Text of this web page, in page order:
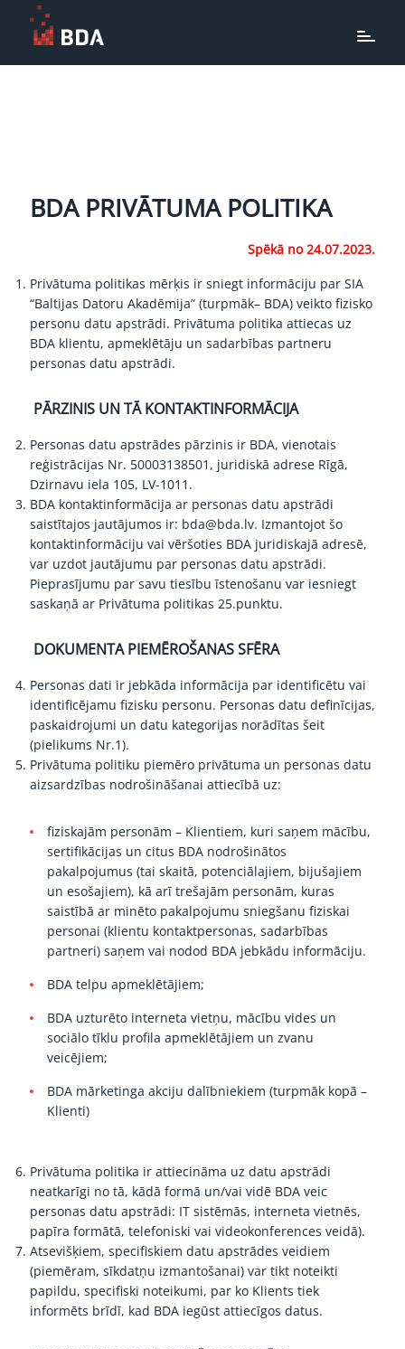
BDA PRIVĀTUMA POLITIKA
Spēkā no 24.07.2023.
Privātuma politikas mērķis ir sniegt informāciju par SIA
“Baltijas Datoru Akadēmija” (turpmāk­­­– BDA) veikto fizisko
personu datu apstrādi. Privātuma politika attiecas uz
BDA klientu, apmeklētāju un sadarbības partneru
personas datu apstrādi.
PĀRZINIS UN TĀ KONTAKTINFORMĀCIJA
Personas datu apstrādes pārzinis ir BDA, vienotais
reģistrācijas Nr. 50003138501, juridiskā adrese Rīgā,
Dzirnavu iela 105, LV-1011.
BDA kontaktinformācija ar personas datu apstrādi
saistītajos jautājumos ir: bda@bda.lv. Izmantojot šo
kontaktinformāciju vai vēršoties BDA juridiskajā adresē,
var uzdot jautājumu par personas datu apstrādi.
Pieprasījumu par savu tiesību īstenošanu var iesniegt
saskaņā ar Privātuma politikas 25.punktu.
DOKUMENTA PIEMĒROŠANAS SFĒRA
Personas dati ir jebkāda informācija par identificētu vai
identificējamu fizisku personu. Personas datu definīcijas,
paskaidrojumi un datu kategorijas norādītas šeit
(pielikums Nr.1).
Privātuma politiku piemēro privātuma un personas datu
aizsardzības nodrošināšanai attiecībā uz:
fiziskajām personām – Klientiem, kuri saņem mācību,
sertifikācijas un citus BDA nodrošinātos
pakalpojumus (tai skaitā, potenciālajiem, bijušajiem
un esošajiem), kā arī trešajām personām, kuras
saistībā ar minēto pakalpojumu sniegšanu fiziskai
personai (klientu kontaktpersonas, sadarbības
partneri) saņem vai nodod BDA jebkādu informāciju.
BDA telpu apmeklētājiem;
BDA uzturēto interneta vietņu, mācību vides un
sociālo tīklu profila apmeklētājiem un zvanu
veicējiem;
BDA mārketinga akciju dalībniekiem (turpmāk kopā –
Klienti)
Privātuma politika ir attiecināma uz datu apstrādi
neatkarīgi no tā, kādā formā un/vai vidē BDA veic
personas datu apstrādi: IT sistēmās, interneta vietnēs,
papīra formātā, telefoniski vai videokonferences veidā).
Atsevišķiem, specifiskiem datu apstrādes veidiem
(piemēram, sīkdatņu izmantošanai) var tikt noteikti
papildu, specifiski noteikumi, par ko Klients tiek
informēts brīdī, kad BDA iegūst attiecīgos datus.